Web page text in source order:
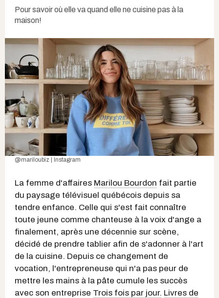
Pour savoir où elle va quand elle ne cuisine pas à la
maison!
@mariloubiz | Instagram
La femme d'affaires Marilou Bourdon fait partie
du paysage télévisuel québécois depuis sa
tendre enfance. Celle qui s'est fait connaître
toute jeune comme chanteuse à la voix d'ange a
finalement, après une décennie sur scène,
décidé de prendre tablier afin de s'adonner à l'art
de la cuisine. Depuis ce changement de
vocation, l'entrepreneuse qui n'a pas peur de
mettre les mains à la pâte cumule les succès
avec son entreprise Trois fois par jour. Livres de